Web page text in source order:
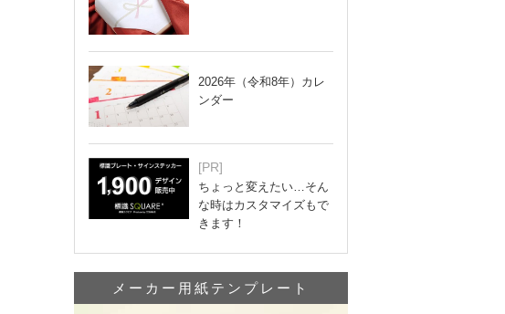
2026年（令和8年）カレ
ンダー
[PR]
ちょっと変えたい…そん
な時はカスタマイズもで
きます！
メーカー用紙テンプレート